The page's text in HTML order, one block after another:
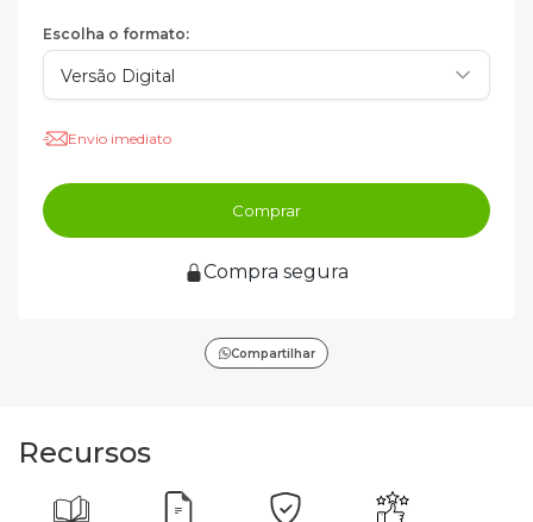
Escolha o formato:
Envio imediato
Comprar
Compra segura
Compartilhar
Recursos